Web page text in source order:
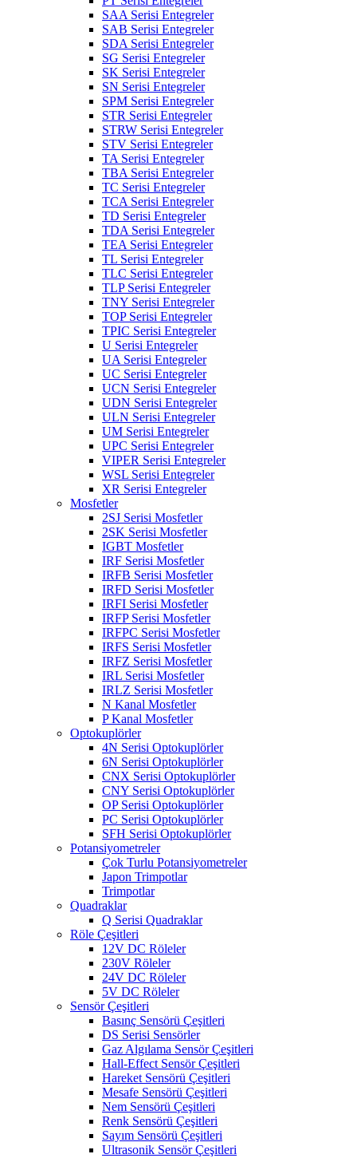
SAA Serisi Entegreler
SAB Serisi Entegreler
SDA Serisi Entegreler
SG Serisi Entegreler
SK Serisi Entegreler
SN Serisi Entegreler
SPM Serisi Entegreler
STR Serisi Entegreler
STRW Serisi Entegreler
STV Serisi Entegreler
TA Serisi Entegreler
TBA Serisi Entegreler
TC Serisi Entegreler
TCA Serisi Entegreler
TD Serisi Entegreler
TDA Serisi Entegreler
TEA Serisi Entegreler
TL Serisi Entegreler
TLC Serisi Entegreler
TLP Serisi Entegreler
TNY Serisi Entegreler
TOP Serisi Entegreler
TPIC Serisi Entegreler
U Serisi Entegreler
UA Serisi Entegreler
UC Serisi Entegreler
UCN Serisi Entegreler
UDN Serisi Entegreler
ULN Serisi Entegreler
UM Serisi Entegreler
UPC Serisi Entegreler
VIPER Serisi Entegreler
WSL Serisi Entegreler
XR Serisi Entegreler
Mosfetler
2SJ Serisi Mosfetler
2SK Serisi Mosfetler
IGBT Mosfetler
IRF Serisi Mosfetler
IRFB Serisi Mosfetler
IRFD Serisi Mosfetler
IRFI Serisi Mosfetler
IRFP Serisi Mosfetler
IRFPC Serisi Mosfetler
IRFS Serisi Mosfetler
IRFZ Serisi Mosfetler
IRL Serisi Mosfetler
IRLZ Serisi Mosfetler
N Kanal Mosfetler
P Kanal Mosfetler
Optokuplörler
4N Serisi Optokuplörler
6N Serisi Optokuplörler
CNX Serisi Optokuplörler
CNY Serisi Optokuplörler
OP Serisi Optokuplörler
PC Serisi Optokuplörler
SFH Serisi Optokuplörler
Potansiyometreler
Çok Turlu Potansiyometreler
Japon Trimpotlar
Trimpotlar
Quadraklar
Q Serisi Quadraklar
Röle Çeşitleri
12V DC Röleler
230V Röleler
24V DC Röleler
5V DC Röleler
Sensör Çeşitleri
Basınç Sensörü Çeşitleri
DS Serisi Sensörler
Gaz Algılama Sensör Çeşitleri
Hall-Effect Sensör Çeşitleri
Hareket Sensörü Çeşitleri
Mesafe Sensörü Çeşitleri
Nem Sensörü Çeşitleri
Renk Sensörü Çeşitleri
Sayım Sensörü Çeşitleri
Ultrasonik Sensör Çeşitleri